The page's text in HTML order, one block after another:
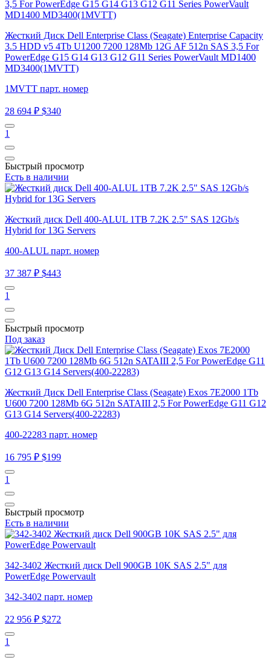
Жесткий Диск Dell Enterprise Class (Seagate) Enterprise Capacity
3.5 HDD v5 4Tb U1200 7200 128Mb 12G AF 512n SAS 3,5 For
PowerEdge G15 G14 G13 G12 G11 Series PowerVault MD1400
MD3400(1MVTT)
1MVTT парт. номер
28 694 ₽ $340
1
Быстрый просмотр
Есть в наличии
Жесткий диск Dell 400-ALUL 1TB 7.2K 2.5" SAS 12Gb/s
Hybrid for 13G Servers
400-ALUL парт. номер
37 387 ₽ $443
1
Быстрый просмотр
Под заказ
Жесткий Диск Dell Enterprise Class (Seagate) Exos 7E2000 1Tb
U600 7200 128Mb 6G 512n SATAIII 2,5 For PowerEdge G11 G12
G13 G14 Servers(400-22283)
400-22283 парт. номер
16 795 ₽ $199
1
Быстрый просмотр
Есть в наличии
342-3402 Жесткий диск Dell 900GB 10K SAS 2.5" для
PowerEdge Powervault
342-3402 парт. номер
22 956 ₽ $272
1